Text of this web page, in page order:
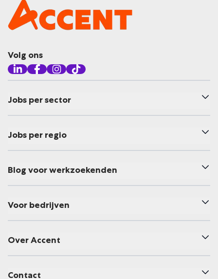
Volg ons
Jobs per sector
Jobs per regio
Blog voor werkzoekenden
Voor bedrijven
Over Accent
Contact